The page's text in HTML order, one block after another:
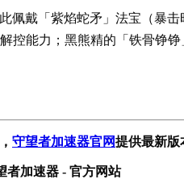
戴「紫焰蛇矛」法宝（暴
能力；黑熊精的「铁骨铮
， 守望者加速器官网提供最新版